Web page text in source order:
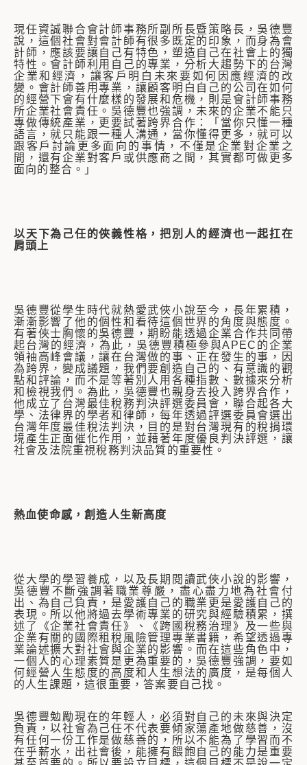
現任資誠聯合會計師事務所副所長暨策略長，吳德豐
說，這個社會對會計師有很多既定的印象，而身為會
計師，應該要讓自己有特色，塑造自己在社會上的獨
特性。會計師利用自己的專業，分析大趨勢下的台灣
企業和經濟，讓客戶明白未來要如何因應經濟的改
變。會計師善用專業，讓顧客明白自己的公司在如何
的經營下會有什麼樣的發展和危機，則是會計師事務
所企業社會責任。吳德豐也強調，未來的企業不能只
專做傳統產業，更要試著跨界合作：「當你只懂一種
語言，就只能跟一種人溝通，當你懂得更多，就可以
跟客戶討論更多面向的事情，不僅是企業對企業之
間，還有企業對客戶或供應商之間，其實都可做更多
面向的整合。」
以天下為己任的俠義性格，把別人的經濟也一起扛在
肩頭上
吳德豐從學生時代就熱愛武俠小說至今，長年累積，
漸漸影響了他的個性和看待這個世界的角度與態度。
有著俠士胸懷的吳德豐，期盼能透過企業合作共同帶
起台灣的經濟，為此，吳德豐積極參與APEC的企業
領袖高峰會議，讓在台灣做的事、正在發生的事，因
為跨界，變成議題，我們要創造自己的、有意識的觀
點和評論，而不是等著別人用各種指數、數據來分析
和檢視我們。為此，吳德豐也親身去投入跨界合作，
他成立了台灣最佳稅務判決評選委員會，聯合起各大
學、法律界的學者和律師，每年透過評選委員會選出
台灣年度最佳稅法判決，目的是對台灣現有的稅捐環
境產生正面催化作用，並藉著年度優良判決評選，讓
社會及法院重視稅務判決品質的重要性。
熱血使命感，創造人生新高度
從大學的學習養成，以及長期閱讀武俠小說的影響，
吳德豐不斷強調著職業尊嚴，盡心盡力地為社會付
出、為自己負責，是愛護自己的職業更是愛護自己的
表現。所以他將過去學術專業的研究與經驗積累，撰
述了《企業社會責任》、《跨國稅務治理》及一些與
企業有關的國際租稅風險管理專業書籍，希望透過專
業論述擴大對社會與企業的影響。而在這些角色中，
一個人的心理素質是更為重要的，吳德豐強調，要如
何經營人生態度的高度和人生想法的廣度，是每個人
的人生課題，這很重要，答案要自己找。
吳德豐勉勵現在的年輕人，必須對自己的未來與決定
負責，以社會為己任不代表要傾家蕩產地做慈善，沒
有任何一份工作是做慈善的，所以不能為了學習而不
在乎薪水，出社會後，能擁有餵飽自己的能力是重要